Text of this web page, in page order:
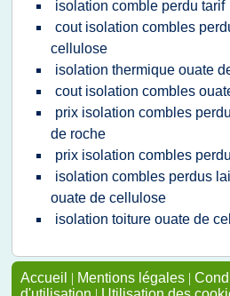
isolation comble perdu tarif
cout isolation combles
cellulose
isolation thermique ouate
cout isolation combles
prix isolation combles
de roche
prix isolation combles
isolation combles perdus
ouate de cellulose
isolation toiture ouate de
Accueil | Mentions légales |